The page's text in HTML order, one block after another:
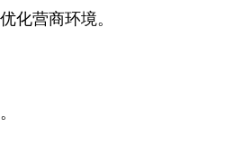
化营商环境。